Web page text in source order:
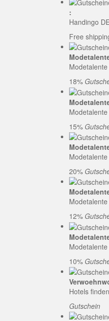
:
Handingo
Free
18%
15%
20%
12%
10%
Hotels finden
Gutschein